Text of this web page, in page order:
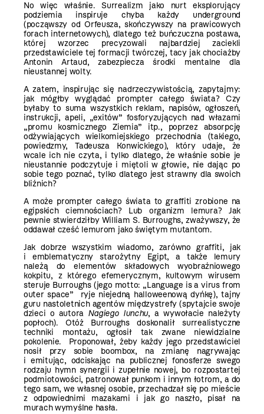
No więc właśnie. Surrealizm jako nurt eksplorujący
podziemia inspiruje chyba każdy underground
(począwszy od Orfeusza, skończywszy na prawicowych
forach internetowych), dlatego też buńczuczna postawa,
której wzorzec precyzowali najbardziej zaciekli
przedstawiciele tej formacji twórczej, tacy jak chociażby
Antonin Artaud, zabezpiecza środki mentalne dla
nieustannej wolty.
A zatem, inspirując się nadrzeczywistością, zapytajmy:
jak mógłby wyglądać prompter całego świata? Czy
byłaby to suma wszystkich reklam, napisów, ogłoszeń,
instrukcji, apeli, „exitów” fosforyzujących nad włazami
„promu kosmicznego Ziemia” itp., poprzez absorpcję
odżywiających wielkomiejskiego przechodnia (takiego,
powiedzmy, Tadeusza Konwickiego), który udaje, że
wcale ich nie czyta, i tylko dlatego, że właśnie sobie je
nieustannie podczytuje i miętoli w głowie, nie dając po
sobie tego poznać, tylko dlatego jest strawny dla swoich
bliźnich?
A może prompter całego świata to graffiti zrobione na
egipskich ciemnościach? Lub organizm lemura? Jak
pewnie stwierdziłby William S. Burroughs, zważywszy, że
oddawał cześć lemurom jako świętym mutantom.
Jak dobrze wszystkim wiadomo, zarówno graffiti, jak
i emblematyczny starożytny Egipt, a także lemury
należą do elementów składowych wyobraźniowego
kokpitu, z którego efemerycznym, kultowym wirusem
steruje Burroughs (jego motto: „Language is a virus from
outer space” ryje niejedną halloweenową dyńkę), tajny
guru nastoletnich agentów międzystrefy (spytajcie swoje
dzieci o autora Nagiego lunchu, a wywołacie należyty
popłoch). Otóż Burroughs doskonalił surrealistyczne
techniki montażu, ogłosił tak zwane niewidzialne
pokolenie. Proponował, żeby każdy jego przedstawiciel
nosił przy sobie boombox, na zmianę nagrywając
i emitując, odciskając na publicznej fonosferze swego
rodzaju hymn synergii i zupełnie nowej, bo rozpostartej
podmiotowości, patronował punkom i innym łotrom, a do
tego sam, we własnej osobie, przechadzał się po mieście
z odpowiednimi mazakami i jak go naszło, pisał na
murach wymyślne hasła.